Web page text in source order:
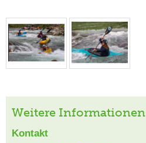
Weitere Informationen
Kontakt